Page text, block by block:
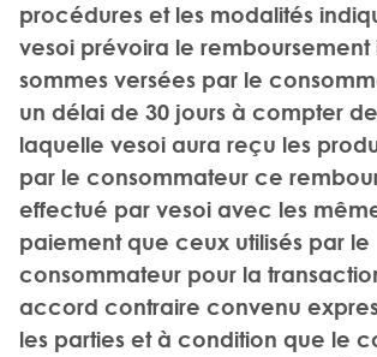
procédures et les modalités
vesoi prévoira le remboursement
sommes versées par le
un délai de 30 jours à compter
laquelle vesoi aura reçu les
par le consommateur ce
effectué par vesoi avec les
paiement que ceux utilisés par le
consommateur pour la
accord contraire convenu
les parties et à condition que le